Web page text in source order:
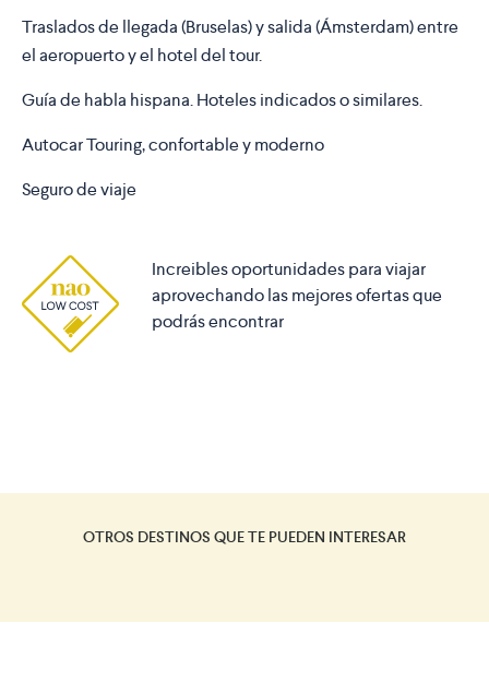
Traslados de llegada (Bruselas) y salida (Ámsterdam) entre
el aeropuerto y el hotel del tour.
Guía de habla hispana. Hoteles indicados o similares.
Autocar Touring, confortable y moderno
Seguro de viaje
Increibles oportunidades para viajar
aprovechando las mejores ofertas que
podrás encontrar
OTROS DESTINOS QUE TE PUEDEN INTERESAR